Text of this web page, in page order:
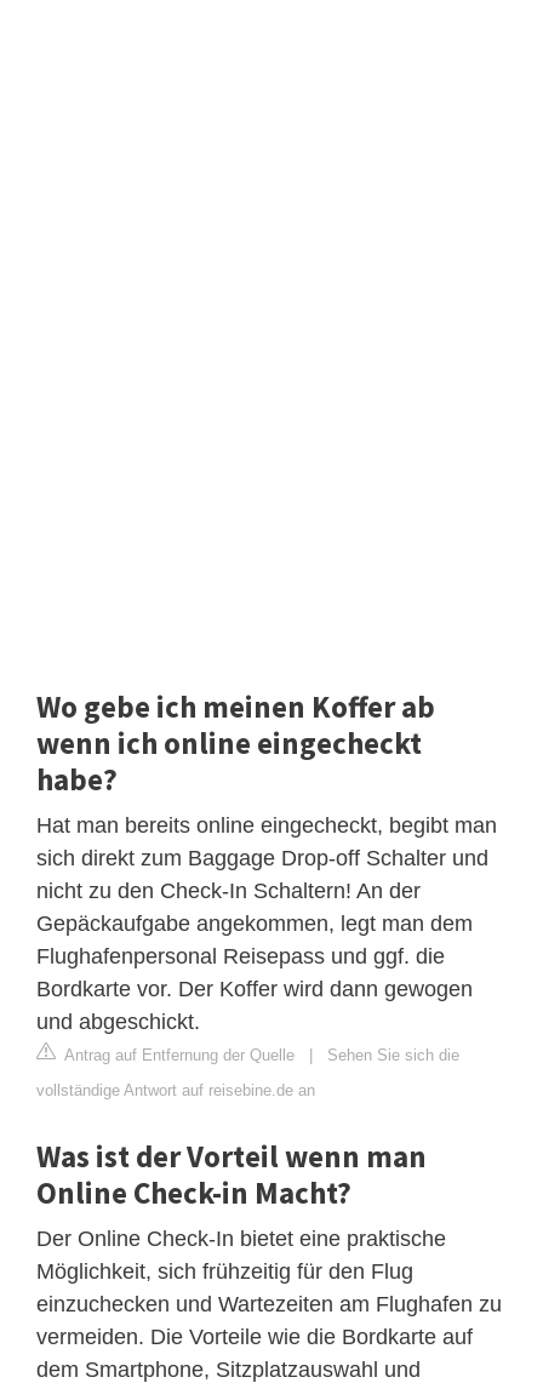
Wo gebe ich meinen Koffer ab
wenn ich online eingecheckt
habe?
Hat man bereits online eingecheckt, begibt man
sich direkt zum Baggage Drop-off Schalter und
nicht zu den Check-In Schaltern! An der
Gepäckaufgabe angekommen, legt man dem
Flughafenpersonal Reisepass und ggf. die
Bordkarte vor. Der Koffer wird dann gewogen
und abgeschickt.
Antrag auf Entfernung der Quelle | Sehen Sie sich die
vollständige Antwort auf reisebine.de an
Was ist der Vorteil wenn man
Online Check-in Macht?
Der Online Check-In bietet eine praktische
Möglichkeit, sich frühzeitig für den Flug
einzuchecken und Wartezeiten am Flughafen zu
vermeiden. Die Vorteile wie die Bordkarte auf
dem Smartphone, Sitzplatzauswahl und